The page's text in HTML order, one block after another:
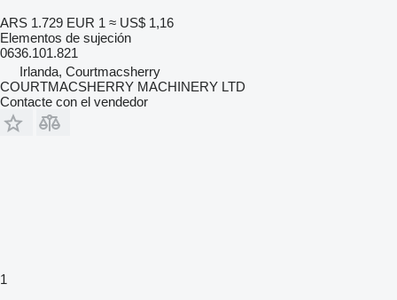
ARS 1.729 EUR 1 ≈ US$ 1,16
Elementos de sujeción
0636.101.821
Irlanda, Courtmacsherry
COURTMACSHERRY MACHINERY LTD
Contacte con el vendedor
1